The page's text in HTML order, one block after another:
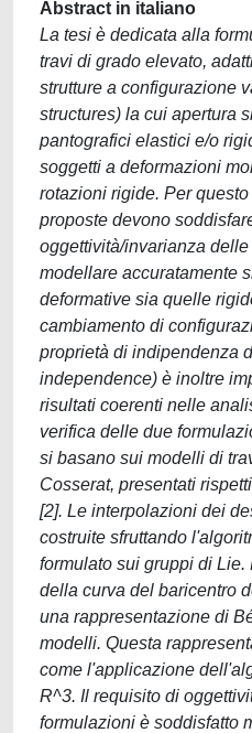
Abstract in italiano
La tesi è dedicata alla
travi di grado elevato,
strutture a configurazione
structures) la cui apertura
pantografici elastici e/o
soggetti a deformazioni
rotazioni rigide. Per
proposte devono
oggettività/invarianza
modellare accuratamente
deformative sia quelle
cambiamento di
proprietà di indipendenza
independence) è inoltre
risultati coerenti nelle
verifica delle due
si basano sui modelli di
Cosserat, presentati
[2]. Le interpolazioni dei
costruite sfruttando
formulato sui gruppi di
della curva del baricentro
una rappresentazione di
modelli. Questa
come l'applicazione
R^3. Il requisito di
formulazioni è soddisfatto